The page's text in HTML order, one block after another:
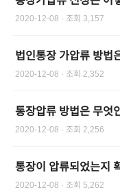
2020-12-08 · 조회 3,157
법인통장 가압류 방법
2020-12-08 · 조회 2,352
통장압류 방법은 무엇
2020-12-08 · 조회 2,256
통장이 압류되었는지
2020-12-08 · 조회 5,262